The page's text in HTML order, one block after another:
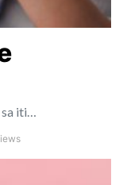
sa iti…